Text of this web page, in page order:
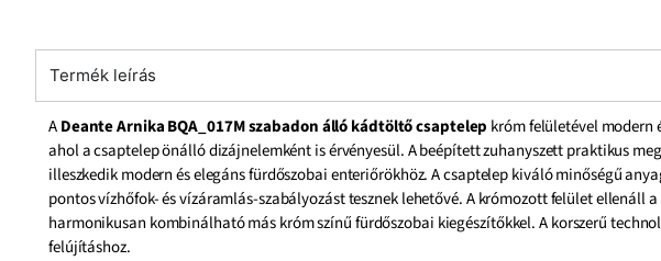
Termék leírás
ADeante Arnika BQA_017M szabadon álló kádtöltő csaptelep króm felületével modern
ahol a csaptelep önálló dizájnelemként is érvényesül. A beépített zuhanyszett praktikus
illeszkedik modern és elegáns fürdőszobai enteriőrökhöz. A csaptelep kiváló minőségű
pontos vízhőfok- és vízáramlás-szabályozást tesznek lehetővé. A krómozott felület ellenáll
harmonikusan kombinálható más króm színű fürdőszobai kiegészítőkkel. A korszerű
felújításhoz.